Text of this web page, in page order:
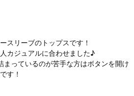
スリーブのトップスです！
カジュアルに合わせました♪
まっているのが苦手な方はボタンを開け
す！